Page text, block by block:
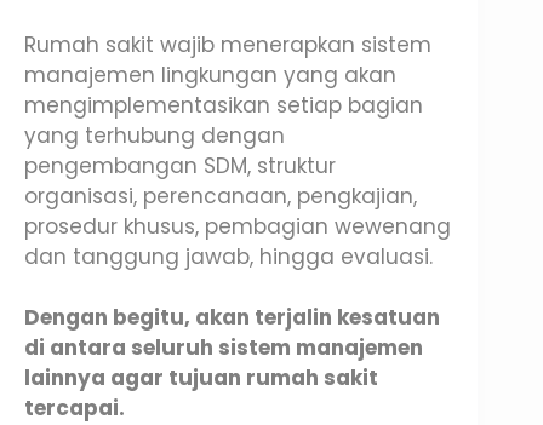
Rumah sakit wajib menerapkan sistem
manajemen lingkungan yang akan
mengimplementasikan setiap bagian
yang terhubung dengan
pengembangan SDM, struktur
organisasi, perencanaan, pengkajian,
prosedur khusus, pembagian wewenang
dan tanggung jawab, hingga evaluasi.
Dengan begitu, akan terjalin kesatuan
di antara seluruh sistem manajemen
lainnya agar tujuan rumah sakit
tercapai.